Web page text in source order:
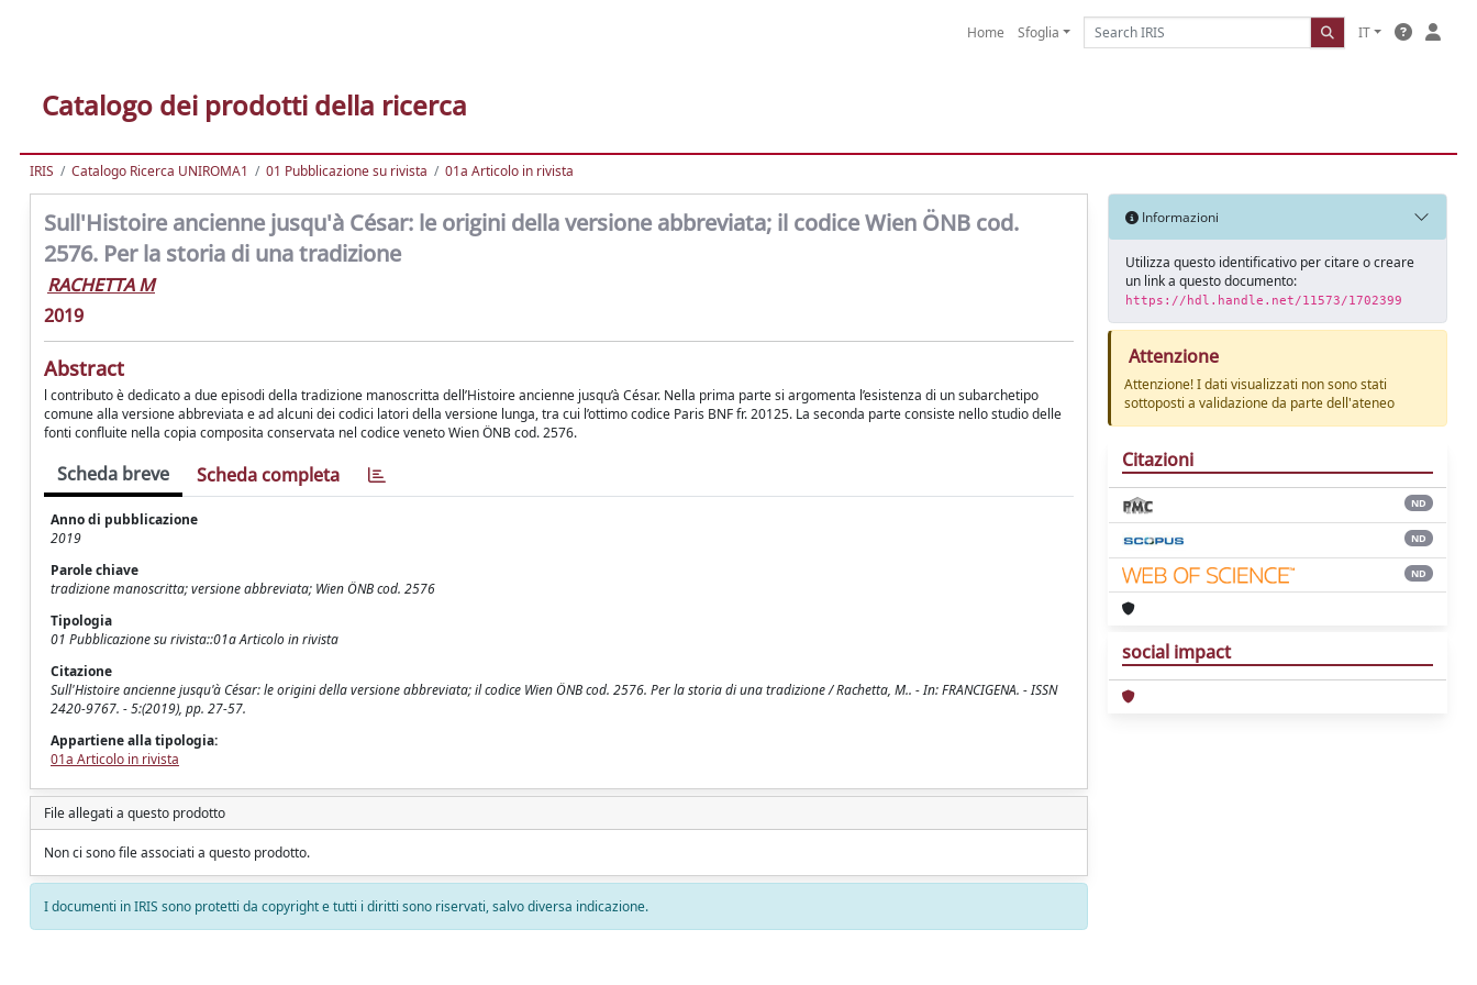
Home Sfoglia IT
Catalogo dei prodotti della ricerca
IRIS Catalogo Ricerca UNIROMA1 01 Pubblicazione su rivista 01a Articolo in rivista
Sull'Histoire ancienne jusqu'à César: le origini della versione abbreviata; il codice Wien ÖNB cod.
2576. Per la storia di una tradizione
RACHETTA M
2019
Abstract
l contributo è dedicato a due episodi della tradizione manoscritta dell’Histoire ancienne jusqu’à César. Nella prima parte si argomenta l’esistenza di un subarchetipo
comune alla versione abbreviata e ad alcuni dei codici latori della versione lunga, tra cui l’ottimo codice Paris BNF fr. 20125. La seconda parte consiste nello studio delle
fonti confluite nella copia composita conservata nel codice veneto Wien ÖNB cod. 2576.
Scheda breve Scheda completa
Anno di pubblicazione
2019
Parole chiave
tradizione manoscritta; versione abbreviata; Wien ÖNB cod. 2576
Tipologia
01 Pubblicazione su rivista::01a Articolo in rivista
Citazione
Sull'Histoire ancienne jusqu'à César: le origini della versione abbreviata; il codice Wien ÖNB cod. 2576. Per la storia di una tradizione / Rachetta, M.. - In: FRANCIGENA. - ISSN
2420-9767. - 5:(2019), pp. 27-57.
Appartiene alla tipologia:
01a Articolo in rivista
File allegati a questo prodotto
Non ci sono file associati a questo prodotto.
I documenti in IRIS sono protetti da copyright e tutti i diritti sono riservati, salvo diversa indicazione.
Informazioni
Utilizza questo identificativo per citare o creare
un link a questo documento:
https://hdl.handle.net/11573/1702399
Attenzione
Attenzione! I dati visualizzati non sono stati
sottoposti a validazione da parte dell'ateneo
Citazioni
ND
ND
ND
social impact